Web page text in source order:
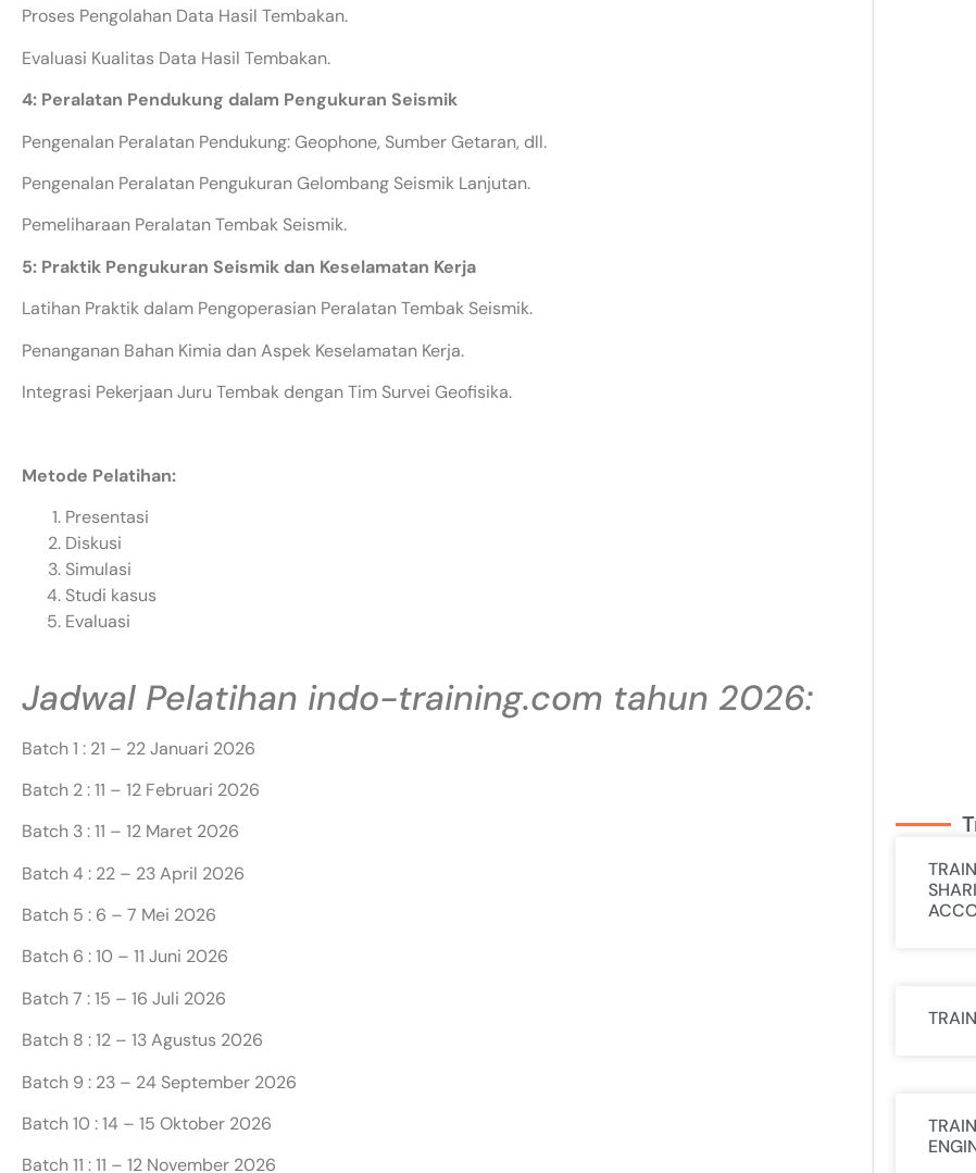
Proses Pengolahan Data Hasil Tembakan.
Evaluasi Kualitas Data Hasil Tembakan.
4: Peralatan Pendukung dalam Pengukuran Seismik
Pengenalan Peralatan Pendukung: Geophone, Sumber Getaran, dll.
Pengenalan Peralatan Pengukuran Gelombang Seismik Lanjutan.
Pemeliharaan Peralatan Tembak Seismik.
5: Praktik Pengukuran Seismik dan Keselamatan Kerja
Latihan Praktik dalam Pengoperasian Peralatan Tembak Seismik.
Penanganan Bahan Kimia dan Aspek Keselamatan Kerja.
Integrasi Pekerjaan Juru Tembak dengan Tim Survei Geofisika.
Metode Pelatihan:
Presentasi
Diskusi
Simulasi
Studi kasus
Evaluasi
Jadwal Pelatihan indo-training.com tahun 2026:
Batch 1 : 21 – 22 Januari 2026
Batch 2 : 11 – 12 Februari 2026
Batch 3 : 11 – 12 Maret 2026
Batch 4 : 22 – 23 April 2026
Batch 5 : 6 – 7 Mei 2026
Batch 6 : 10 – 11 Juni 2026
Batch 7 : 15 – 16 Juli 2026
Batch 8 : 12 – 13 Agustus 2026
Batch 9 : 23 – 24 September 2026
Batch 10 : 14 – 15 Oktober 2026
Batch 11 : 11 – 12 November 2026